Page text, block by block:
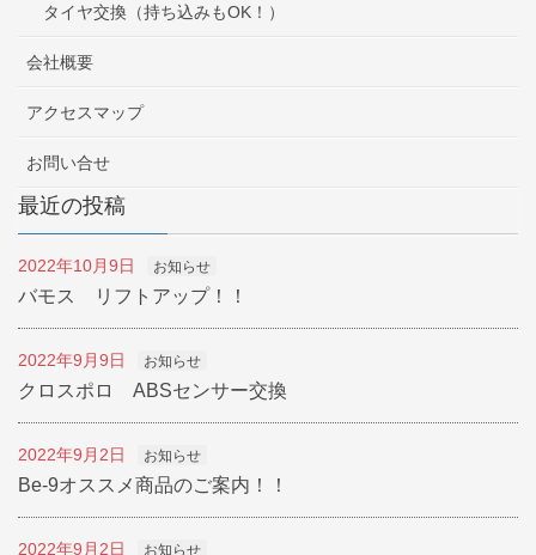
タイヤ交換（持ち込みもOK！）
会社概要
アクセスマップ
お問い合せ
最近の投稿
2022年10月9日 お知らせ
バモス リフトアップ！！
2022年9月9日 お知らせ
クロスポロ ABSセンサー交換
2022年9月2日 お知らせ
Be-9オススメ商品のご案内！！
2022年9月2日 お知らせ